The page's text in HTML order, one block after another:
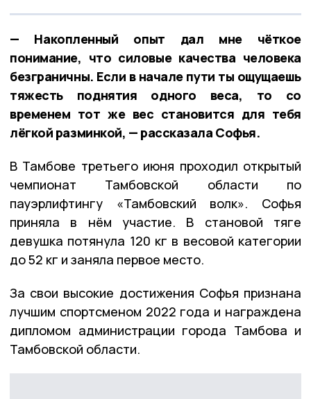
— Накопленный опыт дал мне чёткое
понимание, что силовые качества человека
безграничны. Если в начале пути ты ощущаешь
тяжесть поднятия одного веса, то со
временем тот же вес становится для тебя
лёгкой разминкой, — рассказала Софья.
В Тамбове третьего июня проходил открытый
чемпионат Тамбовской области по
пауэрлифтингу «Тамбовский волк». Софья
приняла в нём участие. В становой тяге
девушка потянула 120 кг в весовой категории
до 52 кг и заняла первое место.
За свои высокие достижения Софья признана
лучшим спортсменом 2022 года и награждена
дипломом администрации города Тамбова и
Тамбовской области.